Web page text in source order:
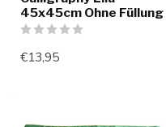
45x45cm Ohne Füllung
€13,95